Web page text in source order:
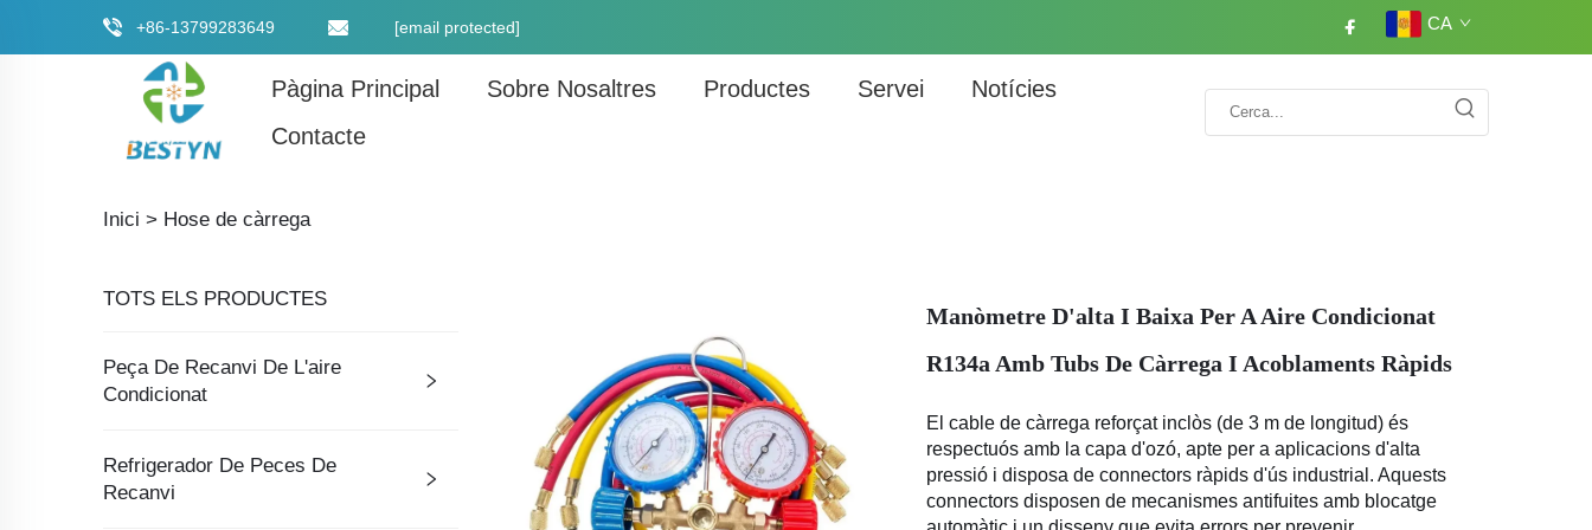
+86-13799283649 [email protected] CA
Pàgina Principal Sobre Nosaltres Productes Servei
Notícies
Contacte
Inici > Hose de càrrega
TOTS ELS PRODUCTES
Peça De Recanvi De L'aire
Condicionat
Refrigerador De Peces De
Recanvi
Manòmetre D'alta I Baixa Per A Aire Condicionat
R134a Amb Tubs De Càrrega I Acoblaments Ràpids
El cable de càrrega reforçat inclòs (de 3 m de longitud) és
respectuós amb la capa d'ozó, apte per a aplicacions d'alta
pressió i disposa de connectors ràpids d'ús industrial. Aquests
connectors disposen de mecanismes antifuites amb blocatge